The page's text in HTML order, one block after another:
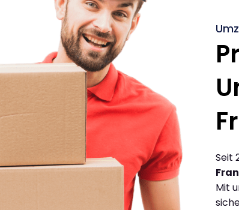
Seit
Mit